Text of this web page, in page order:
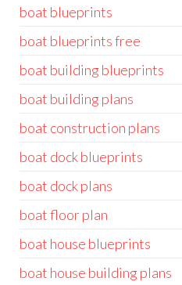
boat blueprints
boat blueprints free
boat building blueprints
boat building plans
boat construction plans
boat dock blueprints
boat dock plans
boat floor plan
boat house blueprints
boat house building plans